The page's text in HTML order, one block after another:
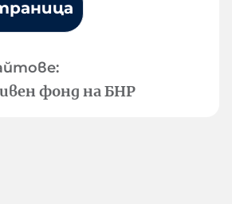
фонд на БНР